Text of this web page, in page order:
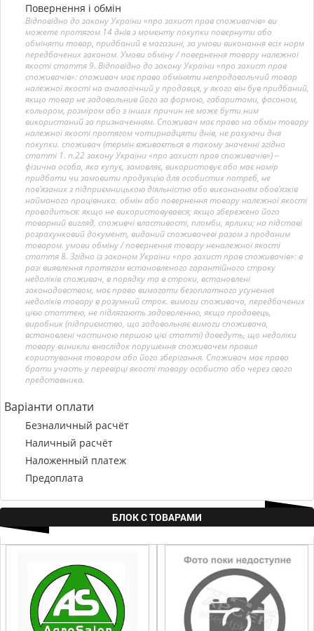
Повернення і обмін
Відповідно до закону України «про захист прав споживачів» ви
можете протягом 14 днів з моменту покупки повернути або
обміняти товар, придбаний в магазині, за умови виконання всіх норм
передбачених законом. Умови обміну / повернення товару належної
якості стаття 9. Відповідно до закону України «про захист прав
споживачів»: споживач має право обміняти непродовольчий товар
належної якості на аналогічний у продавця, у якого він був придбаний,
якщо товар не задовольнив його за формою, габаритами, фасоном,
кольором, розміром або з інших причин не може бути ним
використаний за призначенням. Споживач має право на обмін товару
належної якості протягом чотирнадцяти днів, не рахуючи дня
покупки. споживач (термін вживається в такому значенні згідно
статті 1. п.22 закону України «про захист прав споживачів») –
фізична особа, яка купує, замовляє, використовує або має намір
придбати чи замовити продукцію для особистих потреб, не
пов’язаних з підприємницькою діяльністю або виконанням обов’язків
найманого працівника. обмін або повернення товару належної якості
провадиться: якщо не використовувався; якщо збережено його
товарний вигляд, споживчі властивості, пломби, ярлики; на підставі
розрахунковий документ, виданий споживачеві разом з проданим
товаром. умови обміну / повернення товару неналежної якості
стаття 8. Згідно із законом України «про захист прав споживачів»: в
разі виявлення протягом встановленого гарантійного строку
недоліків споживач, в порядку та в строки, встановлені
законодавством, має право вимагати безоплатного усунення
недоліків товару в розумний строк. вимоги споживача, передбачених
цією статтею, не підлягають задоволенню, якщо продавець,
виробник (підприємство, що задовольняє вимоги споживача,
встановлені частиною першою цієї статті) доведуть, що недоліки
товару виникли внаслідок порушення споживачем правил
користування товаром або його зберігання. Споживач має право
брати участь у перевірці якості товару особисто або через свого
представника.
Варіанти оплати
Безналичный расчёт
Наличный расчёт
Наложенный платеж
Предоплата
БЛОК С ТОВАРАМИ